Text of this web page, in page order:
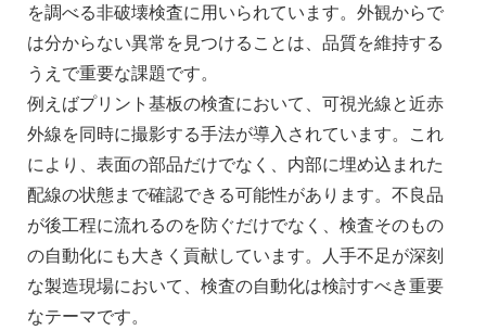
を調べる非破壊検査に用いられています。外観からで
は分からない異常を見つけることは、品質を維持する
うえで重要な課題です。
例えばプリント基板の検査において、可視光線と近赤
外線を同時に撮影する手法が導入されています。これ
により、表面の部品だけでなく、内部に埋め込まれた
配線の状態まで確認できる可能性があります。不良品
が後工程に流れるのを防ぐだけでなく、検査そのもの
の自動化にも大きく貢献しています。人手不足が深刻
な製造現場において、検査の自動化は検討すべき重要
なテーマです。